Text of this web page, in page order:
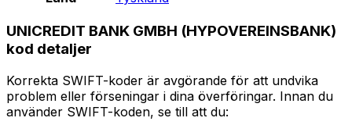
UNICREDIT BANK GMBH (HYPOVEREINSBANK)
kod detaljer
Korrekta SWIFT-koder är avgörande för att undvika
problem eller förseningar i dina överföringar. Innan du
använder SWIFT-koden, se till att du: